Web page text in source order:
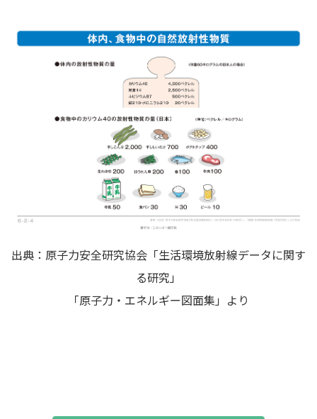
出典：原子力安全研究協会「生活環境放射線データに関す
る研究」
「原子力・エネルギー図面集」より